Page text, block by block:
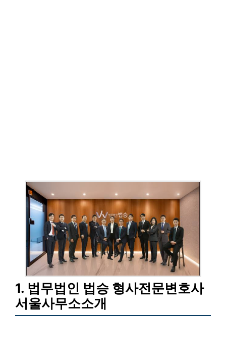
1. 법무법인 법승 형사전문변호사
서울사무소소개